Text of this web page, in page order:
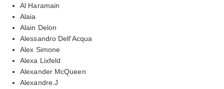
Al Haramain
Alaia
Alain Delon
Alessandro Dell'Acqua
Alex Simone
Alexa Lixfeld
Alexander McQueen
Alexandre.J